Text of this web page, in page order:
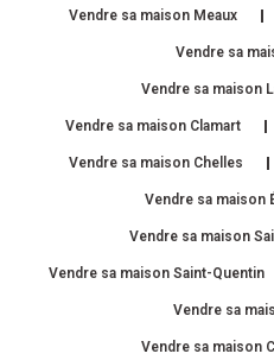
Vendre sa maison Meaux
Vendre sa
Vendre sa maison
Vendre sa maison Clamart
Vendre sa maison Chelles
Vendre sa maison
Vendre sa maison
Vendre sa maison Saint-Quentin
Vendre sa
Vendre sa maison